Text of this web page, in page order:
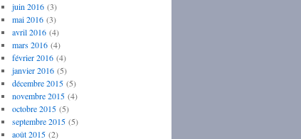
juin 2016(3)
mai 2016(3)
avril 2016(4)
mars 2016(4)
février 2016(4)
janvier 2016(5)
décembre 2015(5)
novembre 2015(4)
octobre 2015(5)
septembre 2015(5)
août 2015(2)